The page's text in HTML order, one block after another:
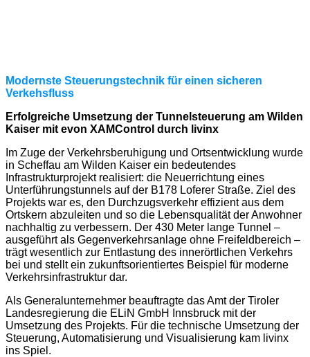
Modernste Steuerungstechnik für einen sicheren
Verkehsfluss
Erfolgreiche Umsetzung der Tunnelsteuerung am Wilden
Kaiser mit evon XAMControl durch livinx
Im Zuge der Verkehrsberuhigung und Ortsentwicklung wurde
in Scheffau am Wilden Kaiser ein bedeutendes
Infrastrukturprojekt realisiert: die Neuerrichtung eines
Unterführungstunnels auf der B178 Loferer Straße. Ziel des
Projekts war es, den Durchzugsverkehr effizient aus dem
Ortskern abzuleiten und so die Lebensqualität der Anwohner
nachhaltig zu verbessern. Der 430 Meter lange Tunnel –
ausgeführt als Gegenverkehrsanlage ohne Freifeldbereich –
trägt wesentlich zur Entlastung des innerörtlichen Verkehrs
bei und stellt ein zukunftsorientiertes Beispiel für moderne
Verkehrsinfrastruktur dar.
Als Generalunternehmer beauftragte das Amt der Tiroler
Landesregierung die ELiN GmbH Innsbruck mit der
Umsetzung des Projekts. Für die technische Umsetzung der
Steuerung, Automatisierung und Visualisierung kam livinx
ins Spiel.